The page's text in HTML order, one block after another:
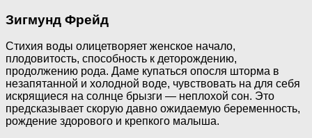
Зигмунд Фрейд
Стихия воды олицетворяет женское начало,
плодовитость, способность к деторождению,
продолжению рода. Даме купаться опосля шторма в
незапятанной и холодной воде, чувствовать на для себя
искрящиеся на солнце брызги — неплохой сон. Это
предсказывает скорую давно ожидаемую беременность,
рождение здорового и крепкого малыша.